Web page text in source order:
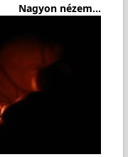
Nagyon nézem...